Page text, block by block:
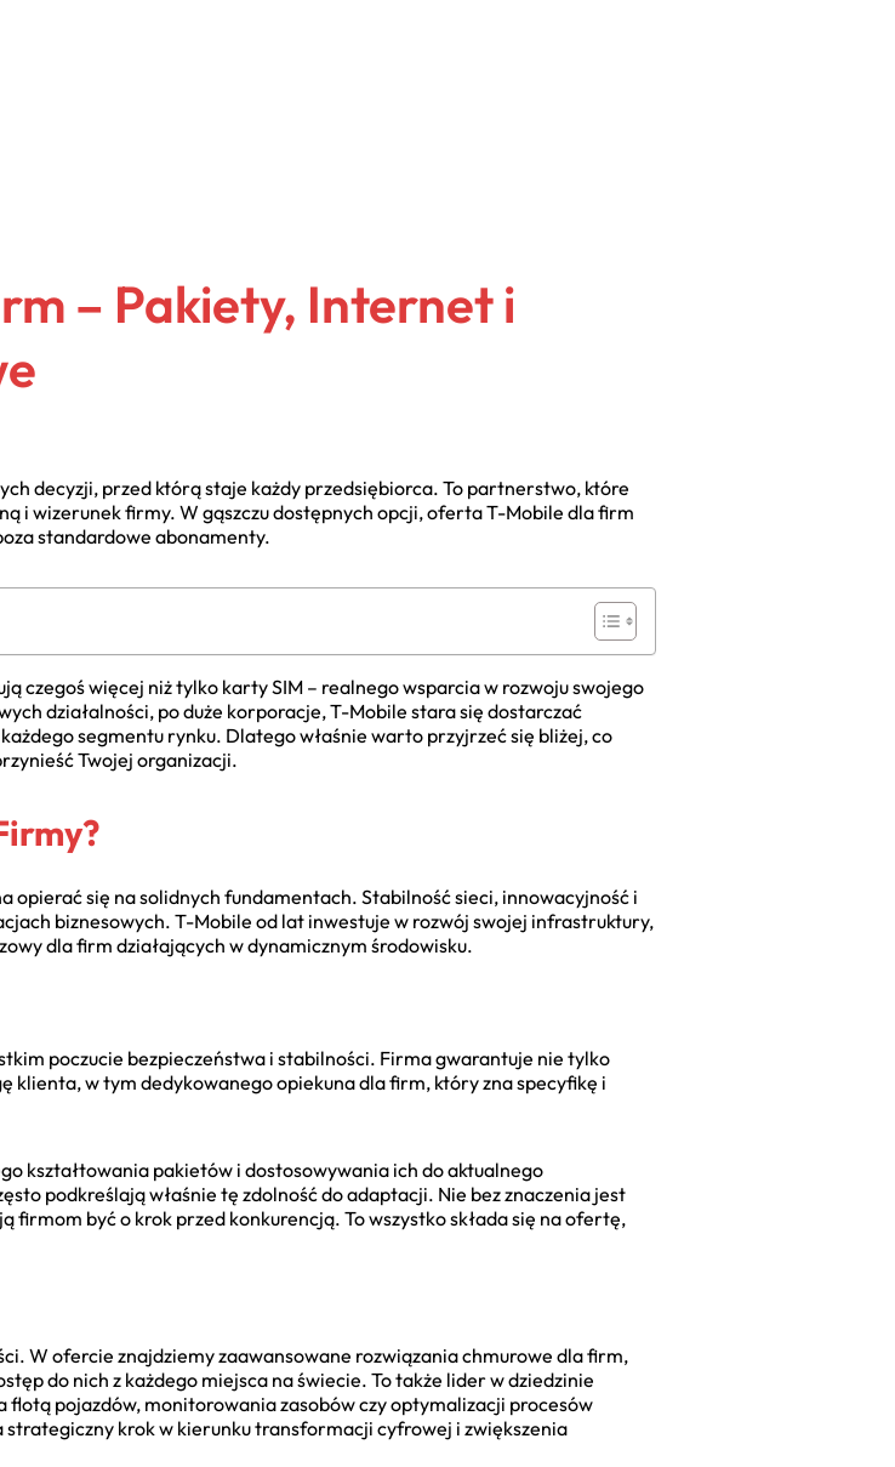
– Pakiety, Internet i
decyzji, przed którą staje każdy przedsiębiorca. To partnerstwo, które
i wizerunek firmy. W gąszczu dostępnych opcji, oferta T-Mobile dla firm
standardowe abonamenty.
czegoś więcej niż tylko karty SIM – realnego wsparcia w rozwoju swojego
działalności, po duże korporacje, T-Mobile stara się dostarczać
segmentu rynku. Dlatego właśnie warto przyjrzeć się bliżej, co
Twojej organizacji.
się na solidnych fundamentach. Stabilność sieci, innowacyjność i
biznesowych. T-Mobile od lat inwestuje w rozwój swojej infrastruktury,
dla firm działających w dynamicznym środowisku.
poczucie bezpieczeństwa i stabilności. Firma gwarantuje nie tylko
klienta, w tym dedykowanego opiekuna dla firm, który zna specyfikę i
kształtowania pakietów i dostosowywania ich do aktualnego
podkreślają właśnie tę zdolność do adaptacji. Nie bez znaczenia jest
być o krok przed konkurencją. To wszystko składa się na ofertę,
W ofercie znajdziemy zaawansowane rozwiązania chmurowe dla firm,
do nich z każdego miejsca na świecie. To także lider w dziedzinie
pojazdów, monitorowania zasobów czy optymalizacji procesów
krok w kierunku transformacji cyfrowej i zwiększenia